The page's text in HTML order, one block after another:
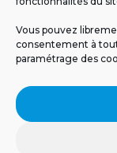
Vous pouvez
consentement à
paramétrage des
MENTIONS
NOS ÉMISSIONS
CONTACT